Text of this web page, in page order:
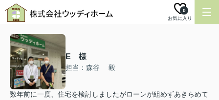
お気に入り
0
E 様
担当：森谷 毅
数年前に一度、住宅を検討しましたがローンが組めずあきらめて